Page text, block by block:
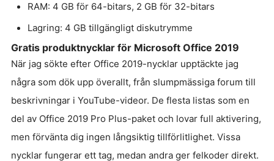
RAM: 4 GB för 64-bitars, 2 GB för 32-bitars
Lagring: 4 GB tillgängligt diskutrymme
Gratis produktnycklar för Microsoft Office 2019
När jag sökte efter Office 2019-nycklar upptäckte jag
några som dök upp överallt, från slumpmässiga forum till
beskrivningar i YouTube-videor. De flesta listas som en
del av Office 2019 Pro Plus-paket och lovar full aktivering,
men förvänta dig ingen långsiktig tillförlitlighet. Vissa
nycklar fungerar ett tag, medan andra ger felkoder direkt.